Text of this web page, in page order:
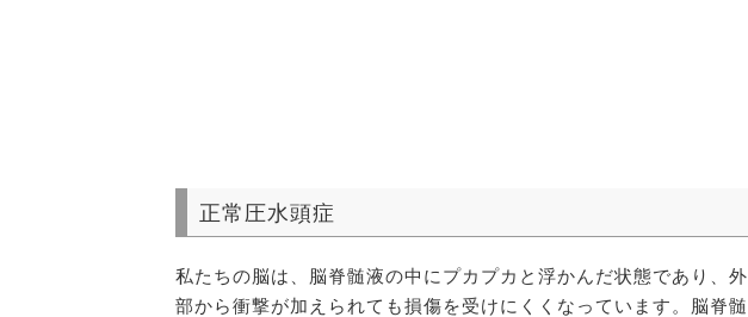
正常圧水頭症
私たちの脳は、脳脊髄液の中にプカプカと浮かんだ状態であり、外
部から衝撃が加えられても損傷を受けにくくなっています。脳脊髄